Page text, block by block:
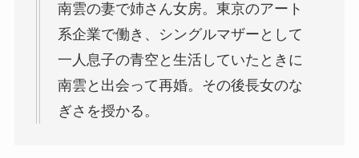
南雲の妻で姉さん女房。東京のアート
系企業で働き、シングルマザーとして
一人息子の青空と生活していたときに
南雲と出会って再婚。その後長女のな
ぎさを授かる。